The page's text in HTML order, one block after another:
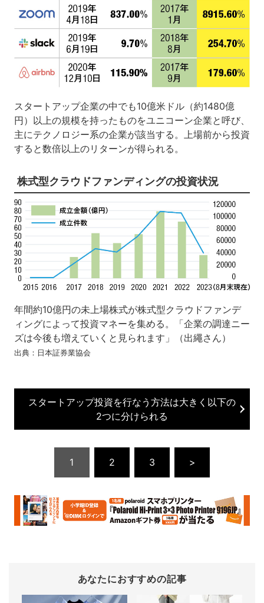
スタートアップ企業の中でも10億米ドル（約1480億
円）以上の規模を持ったものをユニコーン企業と呼び、
主にテクノロジー系の企業が該当する。上場前から投資
すると数倍以上のリターンが得られる。
株式型クラウドファンディングの投資状況
年間約10億円の未上場株式が株式型クラウドファンデ
ィングによって投資マネーを集める。「企業の調達ニー
ズは今後も増えていくと見られます」（出繩さん）
出典：日本証券業協会
スタートアップ投資を行なう方法は大きく以下の
2つに分けられる
1 2 3 >
あなたにおすすめの記事